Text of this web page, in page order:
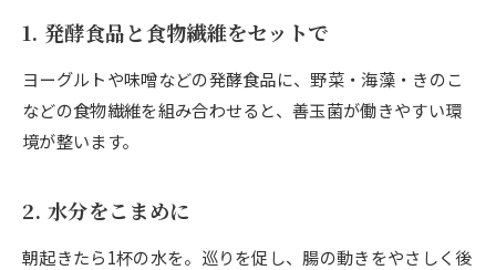
1. 発酵食品と食物繊維をセットで
ヨーグルトや味噌などの発酵食品に、野菜・海藻・きのこ
などの食物繊維を組み合わせると、善玉菌が働きやすい環
境が整います。
2. 水分をこまめに
朝起きたら1杯の水を。巡りを促し、腸の動きをやさしく後